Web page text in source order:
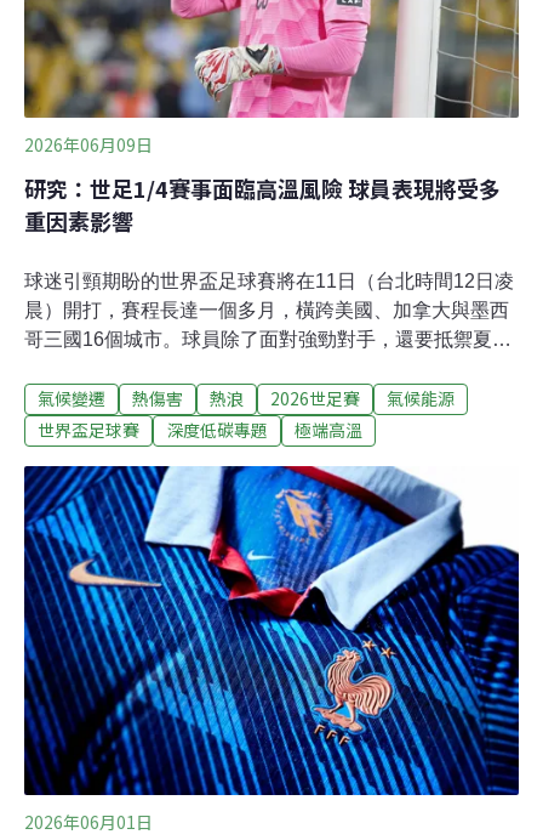
影響他們的身體與比賽表現，包括頭重腳輕、暈眩、疲
勞、肌肉痙攣，甚至更嚴重的健康後果。另一份研究顯
示，當綜合溫度熱指數（WBGT
2026年06月09日
研究：世足1/4賽事面臨高溫風險 球員表現將受多
重因素影響
球迷引頸期盼的世界盃足球賽將在11日（台北時間12日凌
晨）開打，賽程長達一個多月，橫跨美國、加拿大與墨西
哥三國16個城市。球員除了面對強勁對手，還要抵禦夏季
異，賽事的高溫風險也不同，可能進一步影響球隊成績。
1/4賽事面臨高溫距離上屆世足賽在北美舉辦已32年，這些
月發布報告，警告今年世足賽的高溫風險。報告預估，
104場賽事中，約有26場的綜合溫度熱指數（WBGT）達
26°C以上，其中有九場比賽在沒有冷氣的場館進行；五場
氣溫可能超過28°C，與上次在北美辦世足賽的情境相比，
增加了快一倍。綜合溫度熱指數（WBGT）是評估熱傷害
風險的綜合指標，納入了溫度、相對濕度、太陽輻射及風
速等因子。與氣溫或體感溫度相比，能更有效評估熱傷害
風險。例如：相同氣溫下，高濕、陽光強且無風的環境
下，因汗液蒸發較少，感覺會
氣候變遷 熱傷害 熱浪 2026世足賽
氣候能源
世界盃足球賽
深度低碳專題 極端高溫
2026年06月01日